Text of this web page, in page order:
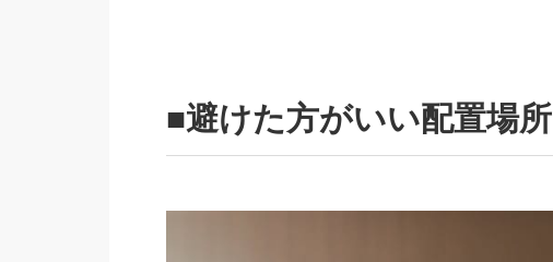
■避けた方がいい配置場所